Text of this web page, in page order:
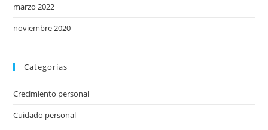
marzo 2022
noviembre 2020
Categorías
Crecimiento personal
Cuidado personal